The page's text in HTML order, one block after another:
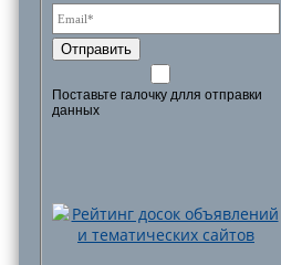
Отправить
Поставьте галочку длля отправки
данных